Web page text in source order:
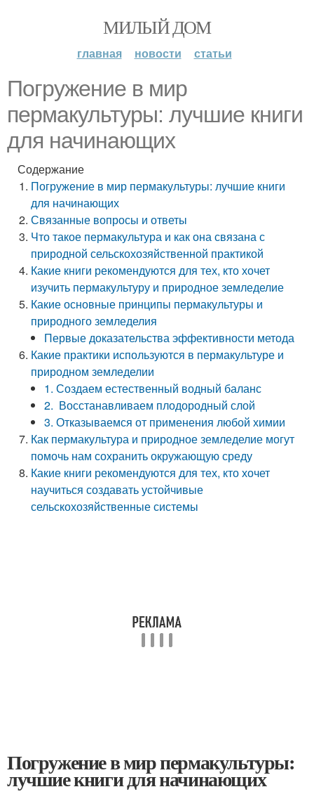
МИЛЫЙ ДОМ
главная новости статьи
Погружение в мир
пермакультуры: лучшие книги
для начинающих
Содержание
Погружение в мир пермакультуры: лучшие книги
для начинающих
Связанные вопросы и ответы
Что такое пермакультура и как она связана с
природной сельскохозяйственной практикой
Какие книги рекомендуются для тех, кто хочет
изучить пермакультуру и природное земледелие
Какие основные принципы пермакультуры и
природного земледелия
Первые доказательства эффективности метода
Какие практики используются в пермакультуре и
природном земледелии
1. Создаем естественный водный баланс
2. Восстанавливаем плодородный слой
3. Отказываемся от применения любой химии
Как пермакультура и природное земледелие могут
помочь нам сохранить окружающую среду
Какие книги рекомендуются для тех, кто хочет
научиться создавать устойчивые
сельскохозяйственные системы
Погружение в мир пермакультуры:
лучшие книги для начинающих